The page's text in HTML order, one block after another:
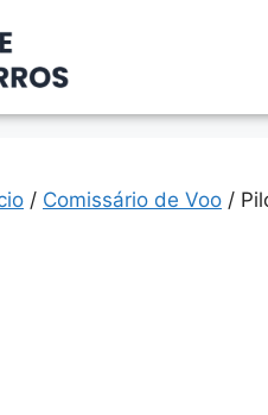
/ Comissário de Voo /